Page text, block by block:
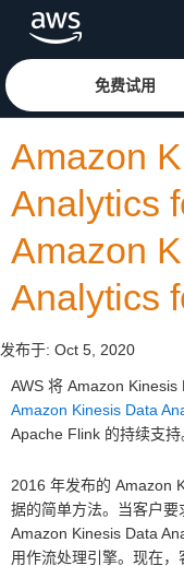
跳至主要内容
免费试用
Amazon
Analytics
Amazon
Analytics
发布于: Oct 5, 2020
AWS 将 Amazon
Amazon Kinesis Data
Apache Flink 的持续支持
2016 年发布的 Amazon
据的简单方法。当客户
Amazon Kinesis Data
用作流处理引擎。现在